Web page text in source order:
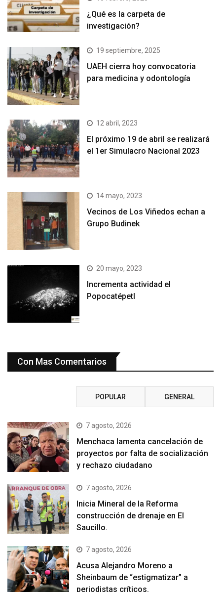
¿Qué es la carpeta de
investigación?
19 septiembre, 2025
UAEH cierra hoy convocatoria
para medicina y odontología
12 abril, 2023
El próximo 19 de abril se realizará
el 1er Simulacro Nacional 2023
14 mayo, 2023
Vecinos de Los Viñedos echan a
Grupo Budinek
20 mayo, 2023
Incrementa actividad el
Popocatépetl
Con Mas Comentarios
POPULAR GENERAL
7 agosto, 2026
Menchaca lamenta cancelación de
proyectos por falta de socialización
y rechazo ciudadano
7 agosto, 2026
Inicia Mineral de la Reforma
construcción de drenaje en El
Saucillo.
7 agosto, 2026
Acusa Alejandro Moreno a
Sheinbaum de “estigmatizar” a
periodistas críticos.